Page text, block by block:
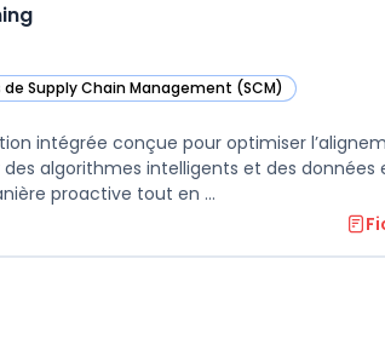
de Supply Chain Management (SCM)
Demand and Supply Planning dans cette
intégrée conçue pour optimiser
algorithmes intelligents et des données
cette plateforme permet de planifier les besoins de manière proactive tout en ...